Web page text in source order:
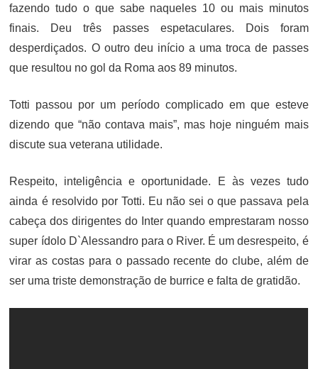
fazendo tudo o que sabe naqueles 10 ou mais minutos
finais. Deu três passes espetaculares. Dois foram
desperdiçados. O outro deu início a uma troca de passes
que resultou no gol da Roma aos 89 minutos.
Totti passou por um período complicado em que esteve
dizendo que “não contava mais”, mas hoje ninguém mais
discute sua veterana utilidade.
Respeito, inteligência e oportunidade. E às vezes tudo
ainda é resolvido por Totti. Eu não sei o que passava pela
cabeça dos dirigentes do Inter quando emprestaram nosso
super ídolo D`Alessandro para o River. É um desrespeito, é
virar as costas para o passado recente do clube, além de
ser uma triste demonstração de burrice e falta de gratidão.